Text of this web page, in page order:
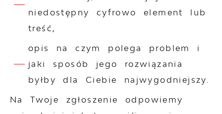
niedostępny cyfrowo element lub
treść,
opis na czym polega problem i
jaki sposób jego rozwiązania
byłby dla Ciebie najwygodniejszy.
Na Twoje zgłoszenie odpowiemy